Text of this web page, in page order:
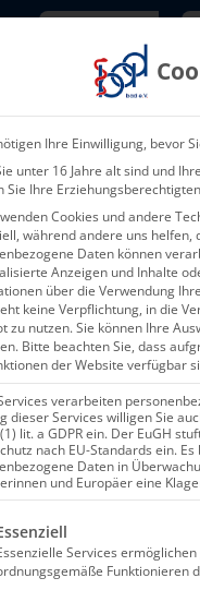
Über
Ihre Einwilligung, bevor
unter 16 Jahre alt sind und
Sie Ihre
Cookies und andere
während andere uns
Daten können
Anzeigen und Inhalte
über die Verwendung
keine Verpflichtung, in die
zu nutzen.Sie können Ihre
Bitte beachten Sie, dass
der Website verfügbar
verarbeiten
dieser Services willigen Sie
lit. a GDPR ein. Der EuGH
nach EU-Standards ein.
Daten in
und Europäer eine
eine Liste der
Services
Funktionieren